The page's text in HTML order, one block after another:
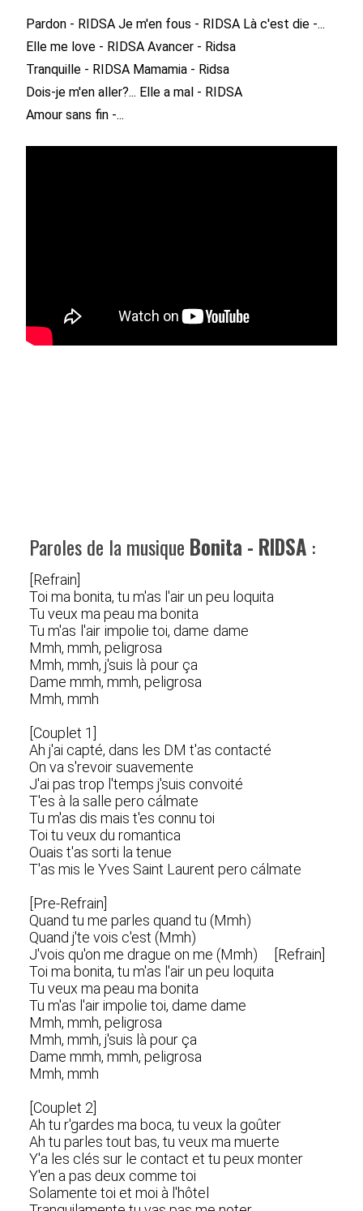
Pardon - RIDSA Je m'en fous - RIDSA Là c'est die -...
Elle me love - RIDSA Avancer - Ridsa
Tranquille - RIDSA Mamamia - Ridsa
Dois-je m'en aller?... Elle a mal - RIDSA
Amour sans fin -...
Paroles de la musique Bonita - RIDSA :
[Refrain]
Toi ma bonita, tu m'as l'air un peu loquita
Tu veux ma peau ma bonita
Tu m'as l'air impolie toi, dame dame
Mmh, mmh, peligrosa
Mmh, mmh, j'suis là pour ça
Dame mmh, mmh, peligrosa
Mmh, mmh
[Couplet 1]
Ah j'ai capté, dans les DM t'as contacté
On va s'revoir suavemente
J'ai pas trop l'temps j'suis convoité
T'es à la salle pero cálmate
Tu m'as dis mais t'es connu toi
Toi tu veux du romantica
Ouais t'as sorti la tenue
T'as mis le Yves Saint Laurent pero cálmate
[Pre-Refrain]
Quand tu me parles quand tu (Mmh)
Quand j'te vois c'est (Mmh)
J'vois qu'on me drague on me (Mmh) [Refrain]
Toi ma bonita, tu m'as l'air un peu loquita
Tu veux ma peau ma bonita
Tu m'as l'air impolie toi, dame dame
Mmh, mmh, peligrosa
Mmh, mmh, j'suis là pour ça
Damе mmh, mmh, peligrosa
Mmh, mmh
[Couplet 2]
Ah tu r'gardes ma boca, tu veux la goûtеr
Ah tu parles tout bas, tu veux ma muerte
Y'a les clés sur le contact et tu peux monter
Y'en a pas deux comme toi
Solamente toi et moi à l'hôtel